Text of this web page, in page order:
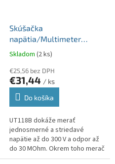
Skúšačka
napätia/Multimeter
(tester) UT118B AC/DC
300V MIE0134
Skladom (2 ks)
€25,56 bez DPH
€31,44 / ks
Do košíka
UT118B dokáže merať
jednosmerné a striedavé
napätie až do 300 V a odpor až
do 30 MOhm. Okrem toho merač
ponúka meranie kapacity až do